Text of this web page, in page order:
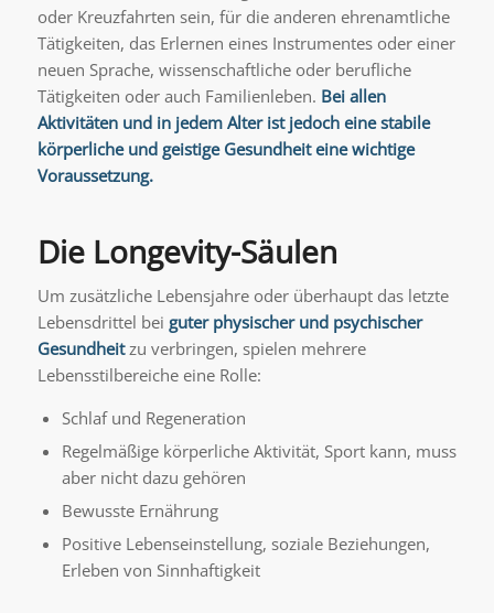
oder Kreuzfahrten sein, für die anderen ehrenamtliche
Tätigkeiten, das Erlernen eines Instrumentes oder einer
neuen Sprache, wissenschaftliche oder berufliche
Tätigkeiten oder auch Familienleben. Bei allen
Aktivitäten und in jedem Alter ist jedoch eine stabile
körperliche und geistige Gesundheit eine wichtige
Voraussetzung.
Die Longevity-Säulen
Um zusätzliche Lebensjahre oder überhaupt das letzte
Lebensdrittel bei guter physischer und psychischer
Gesundheitzu verbringen, spielen mehrere
Lebensstilbereiche eine Rolle:
Schlaf und Regeneration
Regelmäßige körperliche Aktivität, Sport kann, muss
aber nicht dazu gehören
Bewusste Ernährung
Positive Lebenseinstellung, soziale Beziehungen,
Erleben von Sinnhaftigkeit